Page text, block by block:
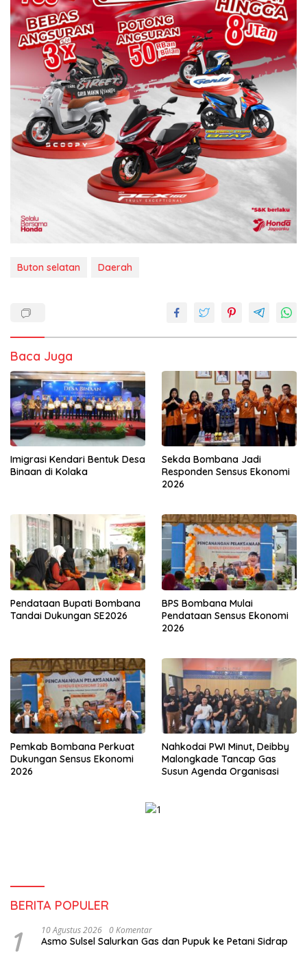
Buton selatan Daerah
Baca Juga
Imigrasi Kendari Bentuk Desa
Binaan di Kolaka
Sekda Bombana Jadi
Responden Sensus Ekonomi
2026
Pendataan Bupati Bombana
Tandai Dukungan SE2026
BPS Bombana Mulai
Pendataan Sensus Ekonomi
2026
Pemkab Bombana Perkuat
Dukungan Sensus Ekonomi
2026
Nahkodai PWI Minut, Deibby
Malongkade Tancap Gas
Susun Agenda Organisasi
BERITA POPULER
1 10 Agustus 2026 0 Komentar
Asmo Sulsel Salurkan Gas dan Pupuk ke Petani Sidrap